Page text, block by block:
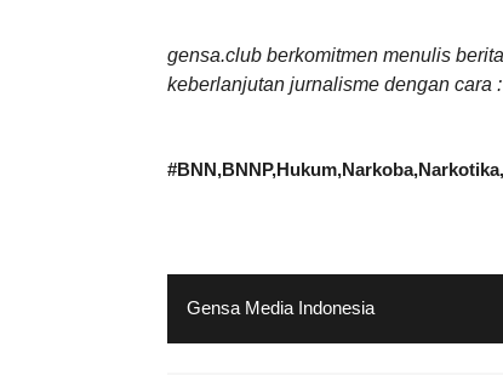
gensa.club berkomitmen menulis
keberlanjutan jurnalisme dengan cara :
#BNN BNNP Hukum Narkoba Narkotika
Gensa Media Indonesia